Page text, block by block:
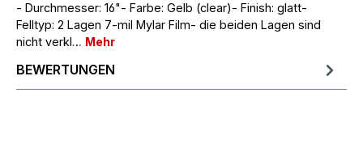
- Durchmesser: 16"- Farbe: Gelb (clear)- Finish: glatt-
Felltyp: 2 Lagen 7-mil Mylar Film- die beiden Lagen sind
nicht verkl… Mehr
BEWERTUNGEN